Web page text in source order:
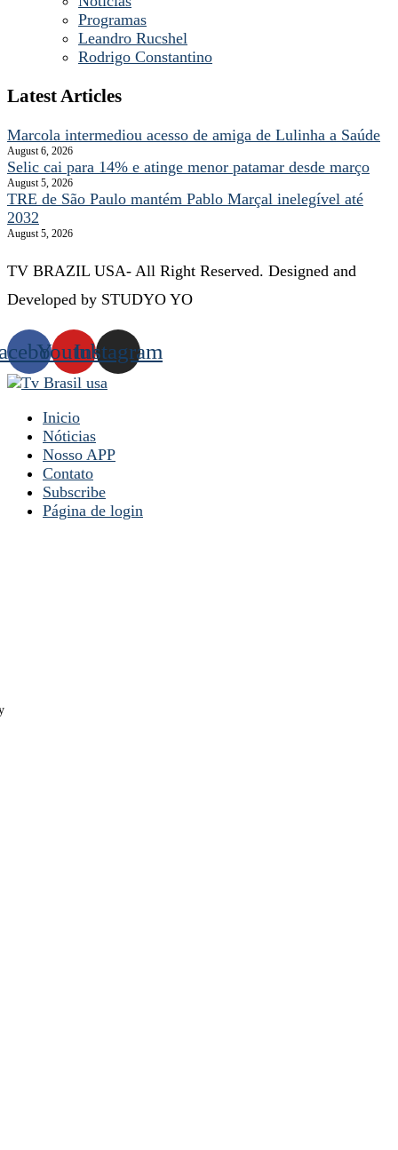
Programas
Leandro Rucshel
Rodrigo Constantino
Latest Articles
Marcola intermediou acesso de amiga de Lulinha a Saúde
August 6, 2026
Selic cai para 14% e atinge menor patamar desde março
August 5, 2026
TRE de São Paulo mantém Pablo Marçal inelegível até
2032
August 5, 2026
TV BRAZIL USA- All Right Reserved. Designed and
Developed by STUDYO YO
YoutubeInstagram
Inicio
Nóticias
Nosso APP
Contato
Subscribe
Página de login